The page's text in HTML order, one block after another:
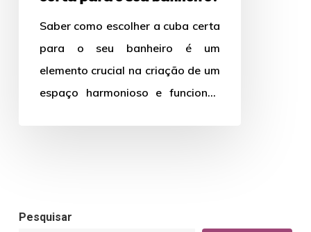
banheiro?
Saber como escolher a cuba certa
para o seu banheiro é um
elemento crucial na criação de um
espaço harmonioso e funcional.
Pesquisar